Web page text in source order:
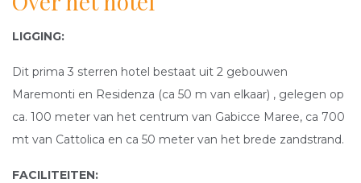
LIGGING:
Dit prima 3 sterren hotel bestaat uit 2 gebouwen
Maremonti en Residenza (ca 50 m van elkaar) , gelegen op
ca. 100 meter van het centrum van Gabicce Maree, ca 700
mt van Cattolica en ca 50 meter van het brede zandstrand.
FACILITEITEN: